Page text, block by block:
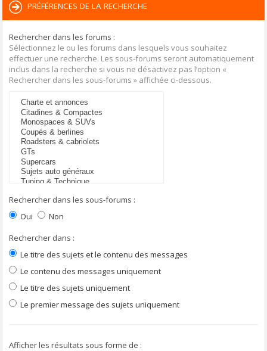
PRÉFÉRENCES DE LA RECHERCHE
Rechercher dans les forums :
Sélectionnez le ou les forums dans lesquels vous souhaitez
effectuer une recherche. Les sous-forums seront automatiquement
inclus dans la recherche si vous ne désactivez pas l’option «
Rechercher dans les sous-forums » affichée ci-dessous.
Rechercher dans les sous-forums :
Oui
Non
Rechercher dans :
Le titre des sujets et le contenu des messages
Le contenu des messages uniquement
Le titre des sujets uniquement
Le premier message des sujets uniquement
Afficher les résultats sous forme de :